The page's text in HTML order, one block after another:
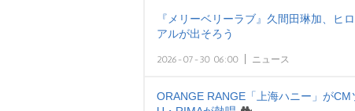
『メリーベリーラブ』久間田琳加、ヒ
アルが出そろう
2026-07-30 06:00 ニュース
ORANGE RANGE「上海ハニー」が